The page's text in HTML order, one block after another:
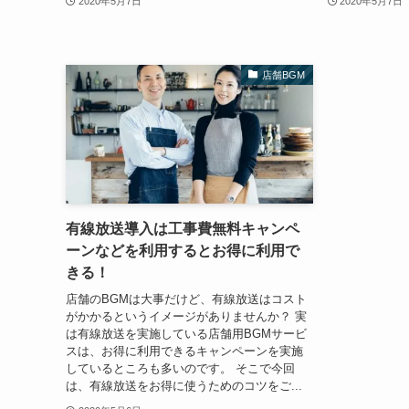
店舗BGM
有線放送導入は工事費無料キャンペ
ーンなどを利用するとお得に利用で
きる！
店舗のBGMは大事だけど、有線放送はコスト
がかかるというイメージがありませんか？ 実
は有線放送を実施している店舗用BGMサービ
スは、お得に利用できるキャンペーンを実施
しているところも多いのです。 そこで今回
は、有線放送をお得に使うためのコツをご...